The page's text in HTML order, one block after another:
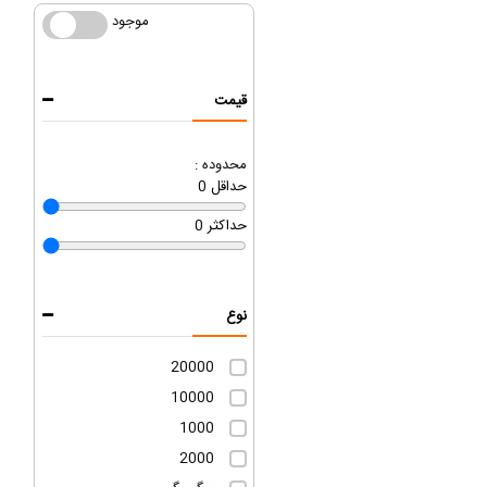
موجود موجود
قیمت
محدوده :
0 حداقل
0 حداکثر
نوع
20000
10000
1000
2000